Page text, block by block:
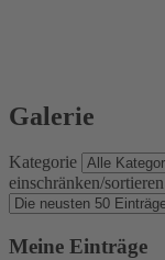
Galerie
Kategorie
einschränken/sortieren
Meine Einträge